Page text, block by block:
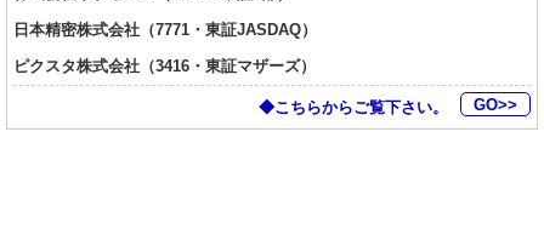
日本精密株式会社（7771・東証JASDAQ）
ピクスタ株式会社（3416・東証マザーズ）
◆こちらからご覧下さい。 GO>>